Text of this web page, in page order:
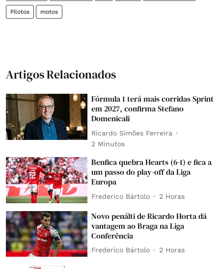
Pilotos motos
Artigos Relacionados
Fórmula 1 terá mais corridas Sprint
em 2027, confirma Stefano
Domenicali
Ricardo Simões Ferreira
2 Minutos
Benfica quebra Hearts (6-1) e fica a
um passo do play-off da Liga
Europa
Frederico Bártolo 2 Horas
Novo penálti de Ricardo Horta dá
vantagem ao Braga na Liga
Conferência
Frederico Bártolo 2 Horas